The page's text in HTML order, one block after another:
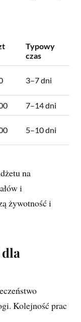
Typowy
czas
3–7 dni
7–14 dni
5–10 dni
na
i
żywotność i
Kolejność prac